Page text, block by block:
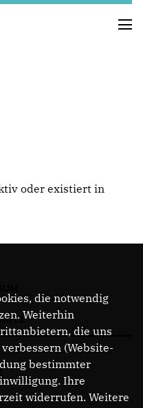
BORK
oder existiert in
die notwendig
Weiterhin
die uns
(Website-
bestimmter
Ihre
widerrufen. Weitere